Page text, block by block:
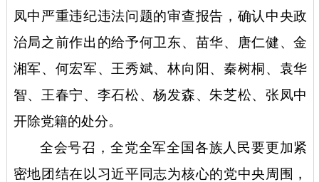
凤中严重违纪违法问题的审查报告，确认中央政
治局之前作出的给予何卫东、苗华、唐仁健、金
湘军、何宏军、王秀斌、林向阳、秦树桐、袁华
智、王春宁、李石松、杨发森、朱芝松、张凤中
开除党籍的处分。
全会号召，全党全军全国各族人民要更加紧
密地团结在以习近平同志为核心的党中央周围，